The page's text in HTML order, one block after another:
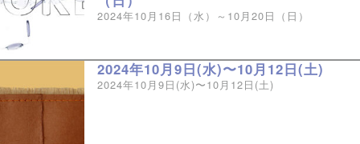
2024年10月16日（水）～10月20日（日）
2024年10月9日(水)〜10月12日(土)
2024年10月9日(水)〜10月12日(土)